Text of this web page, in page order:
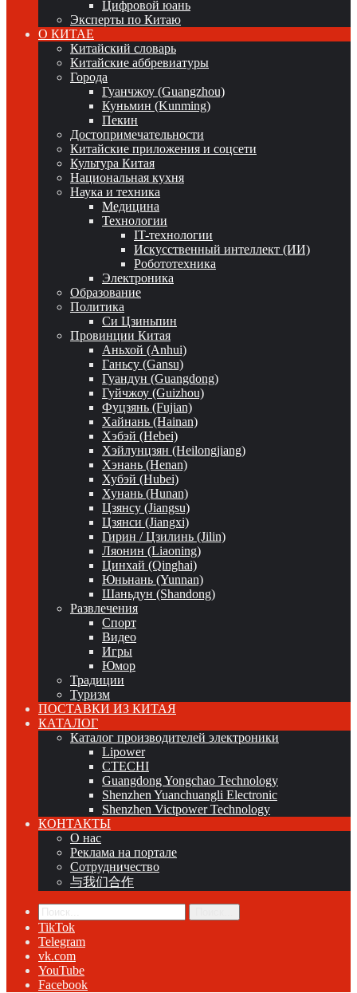
Цифровой юань
Эксперты по Китаю
О КИТАЕ
Китайский словарь
Китайские аббревиатуры
Города
Гуанчжоу (Guangzhou)
Куньмин (Kunming)
Пекин
Достопримечательности
Китайские приложения и соцсети
Культура Китая
Национальная кухня
Наука и техника
Медицина
Технологии
IT-технологии
Искусственный интеллект (ИИ)
Робототехника
Электроника
Образование
Политика
Си Цзиньпин
Провинции Китая
Аньхой (Anhui)
Ганьсу (Gansu)
Гуандун (Guangdong)
Гуйчжоу (Guizhou)
Фуцзянь (Fujian)
Хайнань (Hainan)
Хэбэй (Hebei)
Хэйлунцзян (Heilongjiang)
Хэнань (Henan)
Хубэй (Hubei)
Хунань (Hunan)
Цзянсу (Jiangsu)
Цзянси (Jiangxi)
Гирин / Цзилинь (Jilin)
Ляонин (Liaoning)
Цинхай (Qinghai)
Юньнань (Yunnan)
Шаньдун (Shandong)
Развлечения
Спорт
Видео
Игры
Юмор
Традиции
Туризм
ПОСТАВКИ ИЗ КИТАЯ
КАТАЛОГ
Каталог производителей электроники
Lipower
CTECHI
Guangdong Yongchao Technology
Shenzhen Yuanchuangli Electronic
Shenzhen Victpower Technology
КОНТАКТЫ
О нас
Реклама на портале
Сотрудничество
与我们合作
TikTok
Telegram
vk.com
YouTube
Facebook